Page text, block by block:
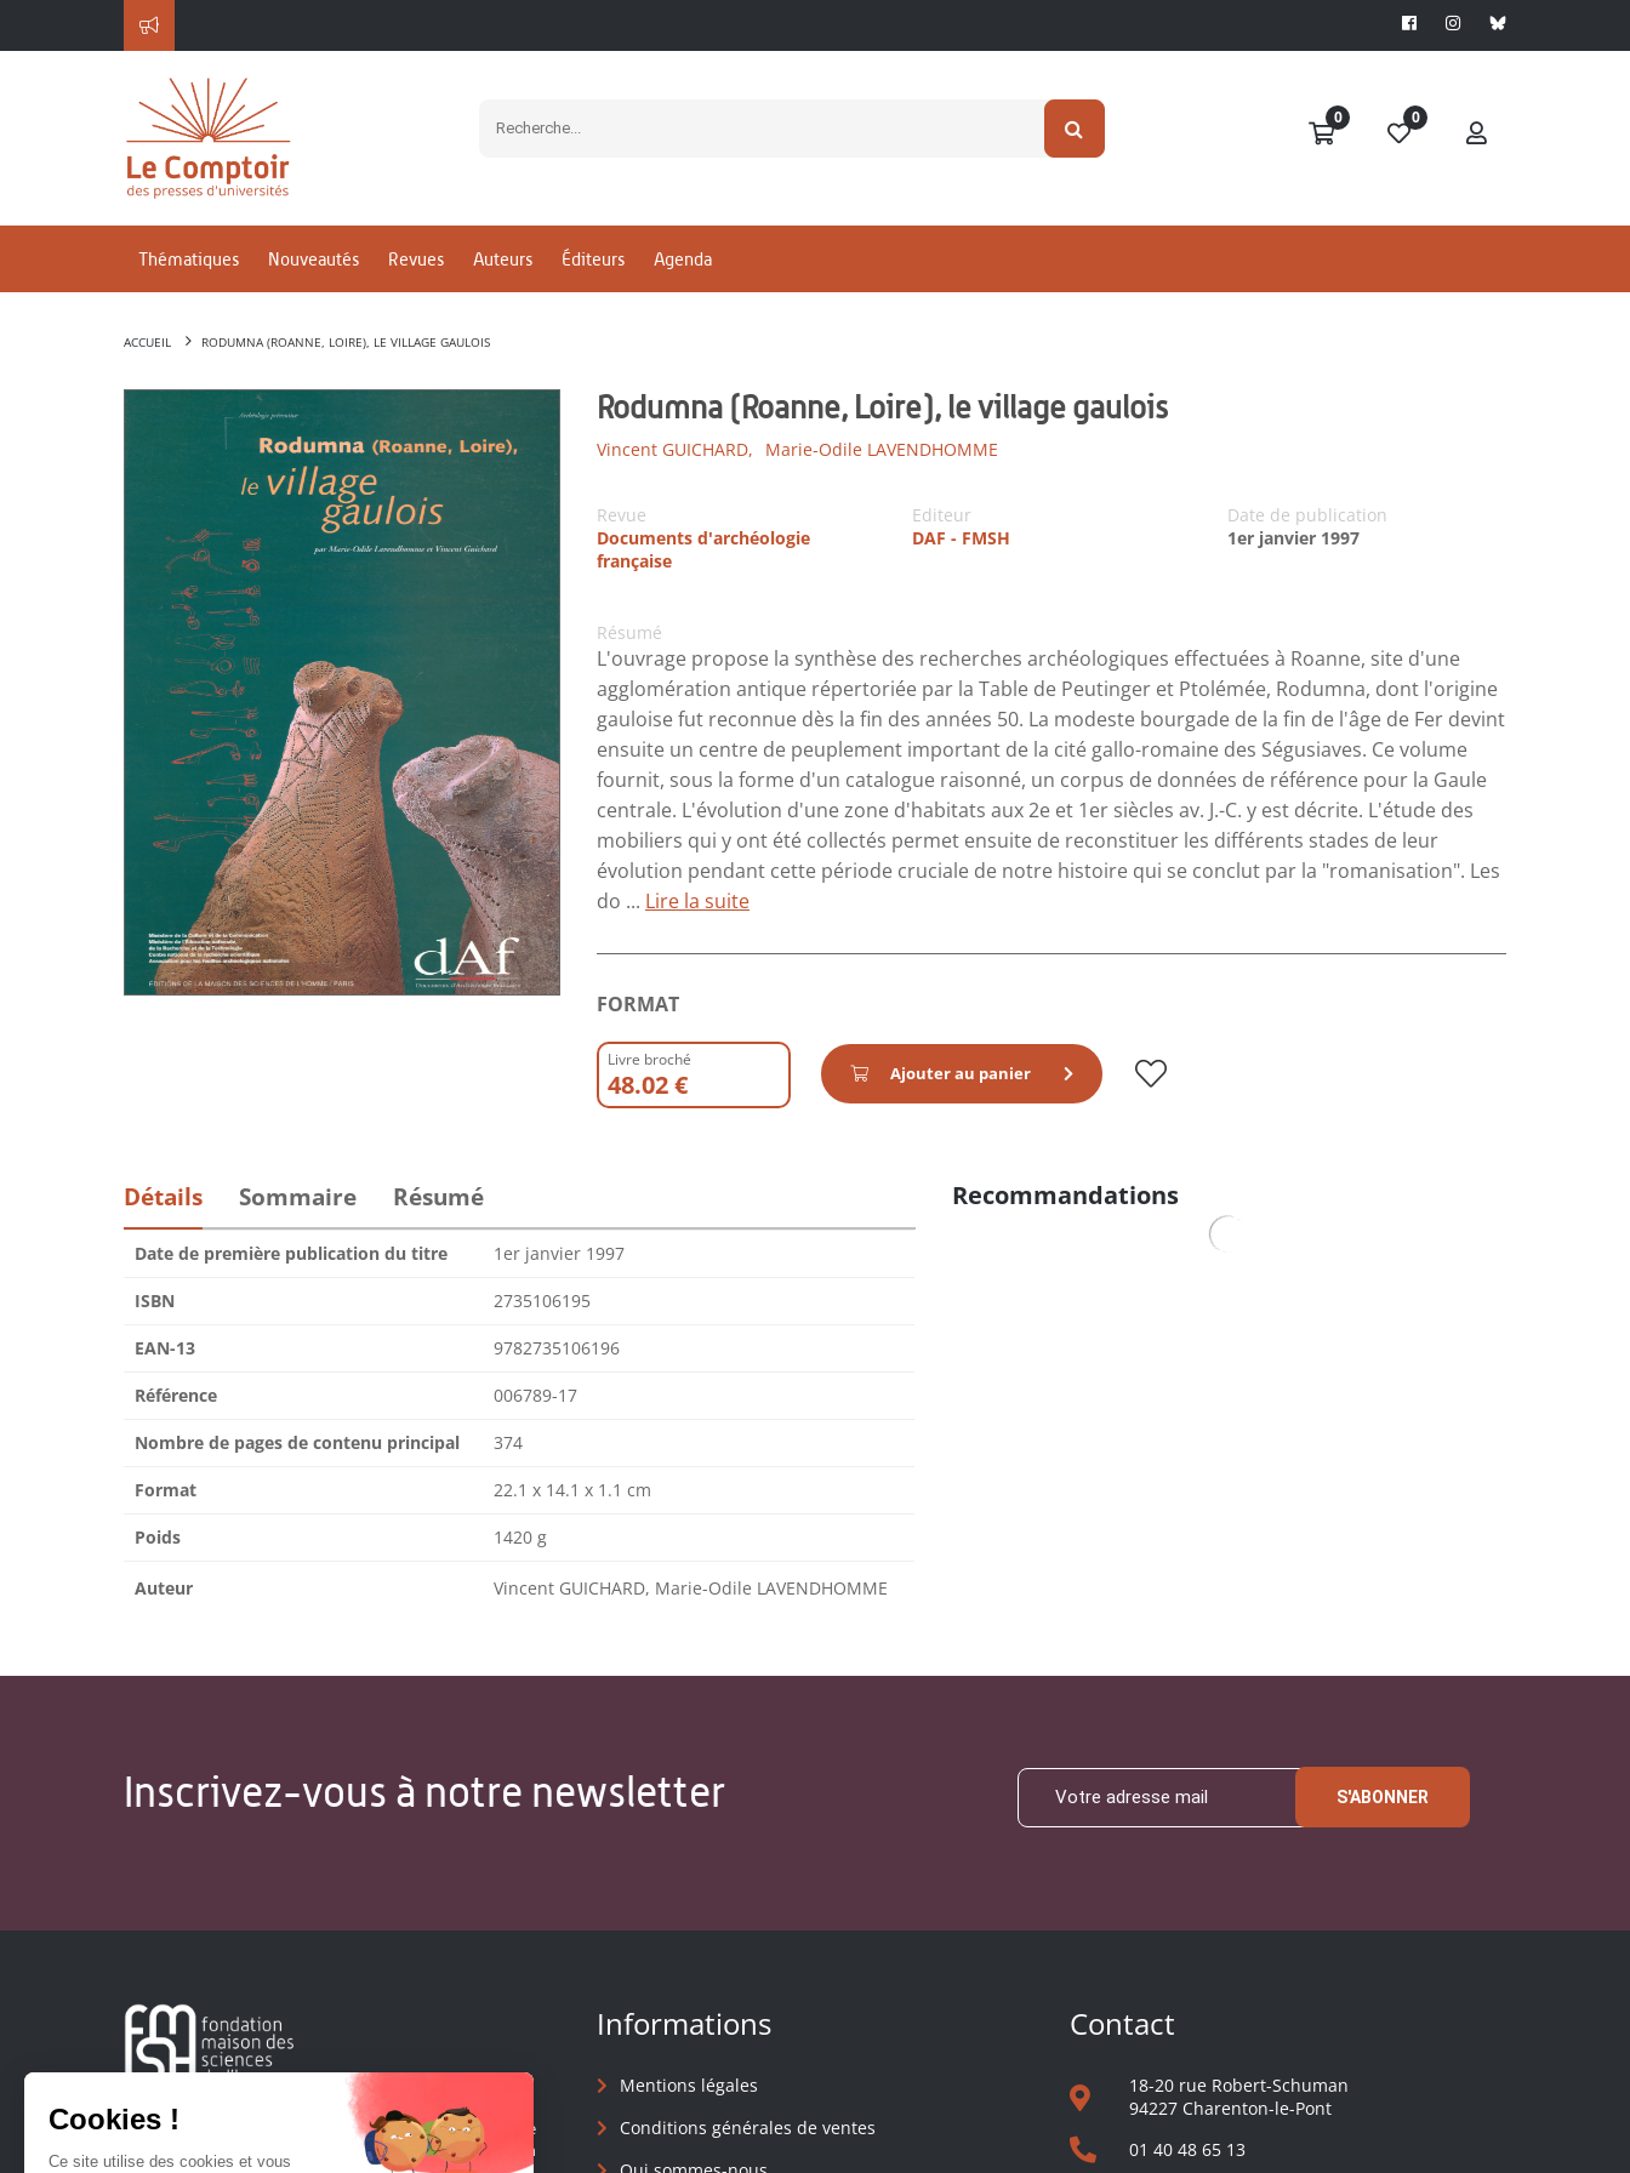
0 0
Thématiques Nouveautés Revues Auteurs Éditeurs Agenda
ACCUEIL RODUMNA (ROANNE, LOIRE), LE VILLAGE GAULOIS
Rodumna (Roanne, Loire), le village gaulois
Vincent GUICHARD, Marie-Odile LAVENDHOMME
Revue
Documents d'archéologie
française
Editeur
DAF - FMSH
Date de publication
1er janvier 1997
Résumé
L'ouvrage propose la synthèse des recherches archéologiques effectuées à Roanne, site d'une
agglomération antique répertoriée par la Table de Peutinger et Ptolémée, Rodumna, dont l'origine
gauloise fut reconnue dès la fin des années 50. La modeste bourgade de la fin de l'âge de Fer devint
ensuite un centre de peuplement important de la cité gallo-romaine des Ségusiaves. Ce volume
fournit, sous la forme d'un catalogue raisonné, un corpus de données de référence pour la Gaule
centrale. L'évolution d'une zone d'habitats aux 2e et 1er siècles av. J.-C. y est décrite. L'étude des
mobiliers qui y ont été collectés permet ensuite de reconstituer les différents stades de leur
évolution pendant cette période cruciale de notre histoire qui se conclut par la "romanisation". Les
do ... Lire la suite
FORMAT
Livre broché
48.02 € Ajouter au panier
Détails Sommaire Résumé
Date de première publication du titre 1er janvier 1997
ISBN 2735106195
EAN-13 9782735106196
Référence 006789-17
Nombre de pages de contenu principal 374
Format 22.1 x 14.1 x 1.1 cm
Poids 1420 g
Auteur Vincent GUICHARD, Marie-Odile LAVENDHOMME
Recommandations
Inscrivez-vous à notre newsletter S'ABONNER
Créée en 1963, la Fondation Maison Sciences de l'Homme
soutient la recherche et la diffusion des connaissances en
Informations
Mentions légales
Conditions générales de ventes
Contact
18-20 rue Robert-Schuman
94227 Charenton-le-Pont
01 40 48 65 13